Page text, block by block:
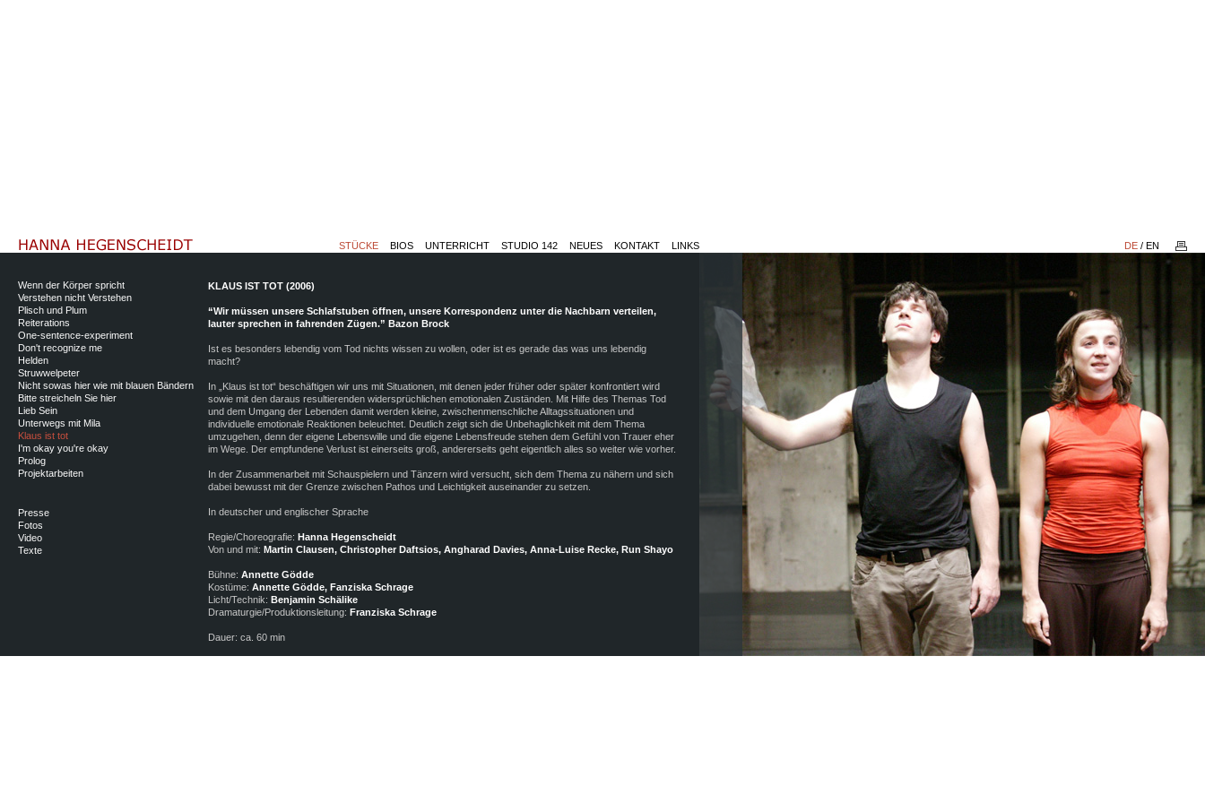
STÜCKE BIOS UNTERRICHT STUDIO 142 NEUES KONTAKT LINKS DE / EN
Wenn der Körper spricht
Verstehen nicht Verstehen
Plisch und Plum
Reiterations
One-sentence-experiment
Don't recognize me
Helden
Struwwelpeter
Nicht sowas hier wie mit blauen Bändern
Bitte streicheln Sie hier
Lieb Sein
Unterwegs mit Mila
Klaus ist tot
I'm okay you're okay
Prolog
Projektarbeiten
Presse
Fotos
Video
Texte
KLAUS IST TOT (2006)
“Wir müssen unsere Schlafstuben öffnen, unsere Korrespondenz unter die Nachbarn verteilen,
lauter sprechen in fahrenden Zügen.” Bazon Brock
Ist es besonders lebendig vom Tod nichts wissen zu wollen, oder ist es gerade das was uns lebendig
macht?
In „Klaus ist tot“ beschäftigen wir uns mit Situationen, mit denen jeder früher oder später konfrontiert wird
sowie mit den daraus resultierenden widersprüchlichen emotionalen Zuständen. Mit Hilfe des Themas Tod
und dem Umgang der Lebenden damit werden kleine, zwischenmenschliche Alltagssituationen und
individuelle emotionale Reaktionen beleuchtet. Deutlich zeigt sich die Unbehaglichkeit mit dem Thema
umzugehen, denn der eigene Lebenswille und die eigene Lebensfreude stehen dem Gefühl von Trauer eher
im Wege. Der empfundene Verlust ist einerseits groß, andererseits geht eigentlich alles so weiter wie vorher.
In der Zusammenarbeit mit Schauspielern und Tänzern wird versucht, sich dem Thema zu nähern und sich
dabei bewusst mit der Grenze zwischen Pathos und Leichtigkeit auseinander zu setzen.
In deutscher und englischer Sprache
Regie/Choreografie: Hanna Hegenscheidt
Von und mit: Martin Clausen, Christopher Daftsios, Angharad Davies, Anna-Luise Recke, Run Shayo
Bühne: Annette Gödde
Kostüme: Annette Gödde, Fanziska Schrage
Licht/Technik: Benjamin Schälike
Dramaturgie/Produktionsleitung: Franziska Schrage
Dauer: ca. 60 min